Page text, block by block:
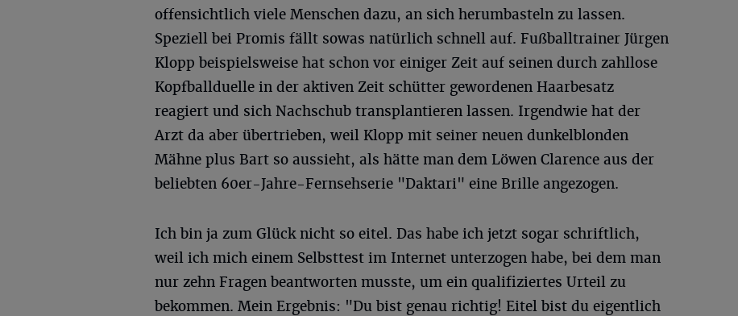
offensichtlich viele Menschen dazu, an sich herumbasteln zu lassen.
Speziell bei Promis fällt sowas natürlich schnell auf. Fußballtrainer Jürgen
Klopp beispielsweise hat schon vor einiger Zeit auf seinen durch zahllose
Kopfballduelle in der aktiven Zeit schütter gewordenen Haarbesatz
reagiert und sich Nachschub transplantieren lassen. Irgendwie hat der
Arzt da aber übertrieben, weil Klopp mit seiner neuen dunkelblonden
Mähne plus Bart so aussieht, als hätte man dem Löwen Clarence aus der
beliebten 60er-Jahre-Fernsehserie "Daktari" eine Brille angezogen.
Ich bin ja zum Glück nicht so eitel. Das habe ich jetzt sogar schriftlich,
weil ich mich einem Selbsttest im Internet unterzogen habe, bei dem man
nur zehn Fragen beantworten musste, um ein qualifiziertes Urteil zu
bekommen. Mein Ergebnis: "Du bist genau richtig! Eitel bist du eigentlich